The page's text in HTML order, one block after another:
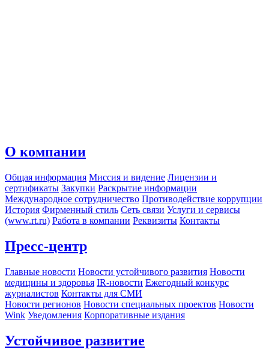
О компании
Общая информация Миссия и видение Лицензии и
сертификаты Закупки Раскрытие информации
Международное сотрудничество Противодействие коррупции
История Фирменный стиль Сеть связи Услуги и сервисы
(www.rt.ru) Работа в компании Реквизиты Контакты
Пресс-центр
Главные новости Новости устойчивого развития Новости
медицины и здоровья IR-новости Ежегодный конкурс
журналистов Контакты для СМИ
Новости регионов Новости специальных проектов Новости
Wink Уведомления Корпоративные издания
Устойчивое развитие